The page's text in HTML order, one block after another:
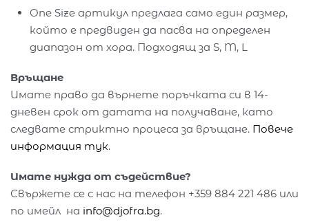
One Size артикул предлага само един размер,
който е предвиден да пасва на определен
диапазон от хора. Подходящ за S, M, L
Връщане
Имате право да върнете поръчката си в 14-
дневен срок от датата на получаване, като
следвате стриктно процеса за връщане. Повече
информация тук.
Имате нужда от съдействие?
Свържете се с нас на телефон +359 884 221 486 или
по имейл на info@djofra.bg.